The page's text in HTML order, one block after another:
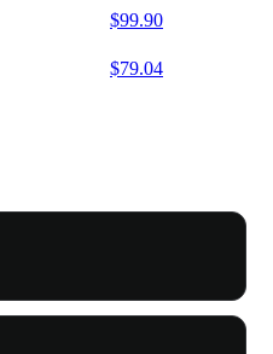
$99.90
$79.04